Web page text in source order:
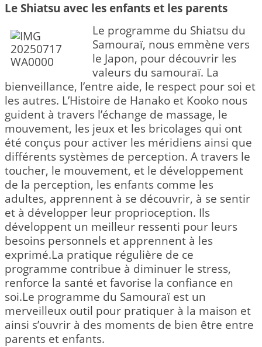
Le Shiatsu avec les enfants et les parents
Le programme du Shiatsu du
Samouraï, nous emmène vers
le Japon, pour découvrir les
valeurs du samouraï. La
bienveillance, l’entre aide, le respect pour soi et
les autres. L’Histoire de Hanako et Kooko nous
guident à travers l’échange de massage, le
mouvement, les jeux et les bricolages qui ont
été conçus pour activer les méridiens ainsi que
différents systèmes de perception. A travers le
toucher, le mouvement, et le développement
de la perception, les enfants comme les
adultes, apprennent à se découvrir, à se sentir
et à développer leur proprioception. Ils
développent un meilleur ressenti pour leurs
besoins personnels et apprennent à les
exprimé.La pratique régulière de ce
programme contribue à diminuer le stress,
renforce la santé et favorise la confiance en
soi.Le programme du Samouraï est un
merveilleux outil pour pratiquer à la maison et
ainsi s’ouvrir à des moments de bien être entre
parents et enfants.